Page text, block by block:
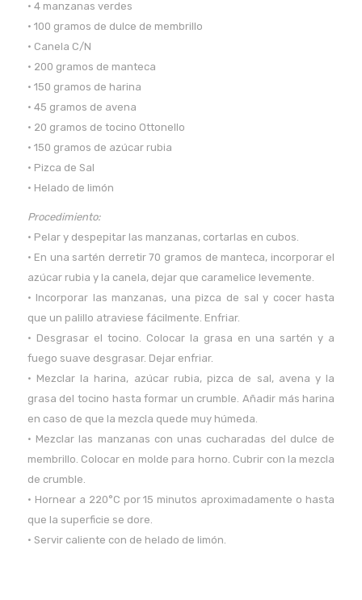
• 4 manzanas verdes
• 100 gramos de dulce de membrillo
• Canela C/N
• 200 gramos de manteca
• 150 gramos de harina
• 45 gramos de avena
• 20 gramos de tocino Ottonello
• 150 gramos de azúcar rubia
• Pizca de Sal
• Helado de limón
Procedimiento:
• Pelar y despepitar las manzanas, cortarlas en cubos.
• En una sartén derretir 70 gramos de manteca, incorporar el
azúcar rubia y la canela, dejar que caramelice levemente.
• Incorporar las manzanas, una pizca de sal y cocer hasta
que un palillo atraviese fácilmente. Enfriar.
• Desgrasar el tocino. Colocar la grasa en una sartén y a
fuego suave desgrasar. Dejar enfriar.
• Mezclar la harina, azúcar rubia, pizca de sal, avena y la
grasa del tocino hasta formar un crumble. Añadir más harina
en caso de que la mezcla quede muy húmeda.
• Mezclar las manzanas con unas cucharadas del dulce de
membrillo. Colocar en molde para horno. Cubrir con la mezcla
de crumble.
• Hornear a 220°C por 15 minutos aproximadamente o hasta
que la superficie se dore.
• Servir caliente con de helado de limón.